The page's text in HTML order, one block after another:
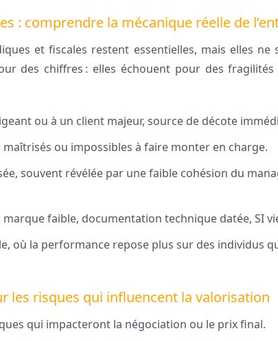
: comprendre la mécanique réelle de
et fiscales restent essentielles, mais elles ne
des chiffres : elles échouent pour des
ou à un client majeur, source de décote
ou impossibles à faire monter en charge.
souvent révélée par une faible cohésion du
faible, documentation technique datée, SI
où la performance repose plus sur des individus
les risques qui influencent la valorisation
qui impacteront la négociation ou le prix final.